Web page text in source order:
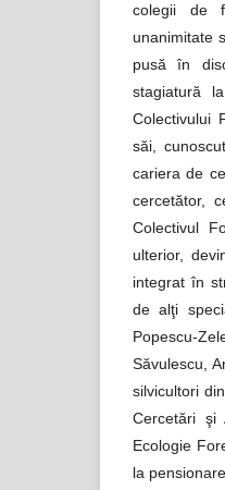
colegii de
unanimitate
pusă în
stagiatură
Colectivului
săi,
cariera de
cercetător,
Colectivul
ulterior,
integrat în
de alţi
Popescu-
Săvulescu,
silvicultori
Cercetări şi
Ecologie
la